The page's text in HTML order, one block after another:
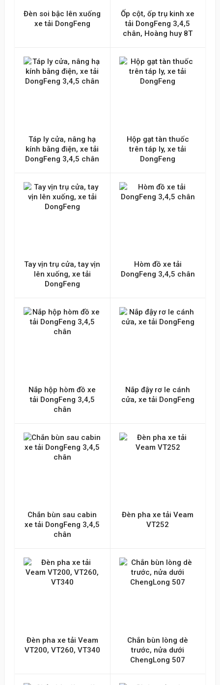
Đèn soi bậc lên xuống
xe tải DongFeng
Ốp cột, ốp trụ kinh xe
tải DongFeng 3,4,5
chân, Hoàng huy 8T
Táp ly cửa, nâng hạ
kính bằng điện, xe tải
DongFeng 3,4,5 chân
Hộp gạt tàn thuốc
trên táp ly, xe tải
DongFeng
Tay vịn trụ cửa, tay vịn
lên xuống, xe tải
DongFeng
Hòm đồ xe tải
DongFeng 3,4,5 chân
Nắp hộp hòm đồ xe
tải DongFeng 3,4,5
chân
Nắp đậy rơ le cánh
cửa, xe tải DongFeng
Chắn bùn sau cabin
xe tải DongFeng 3,4,5
chân
Đèn pha xe tải Veam
VT252
Đèn pha xe tải Veam
VT200, VT260, VT340
Chắn bùn lòng dè
trước, nửa dưới
ChengLong 507